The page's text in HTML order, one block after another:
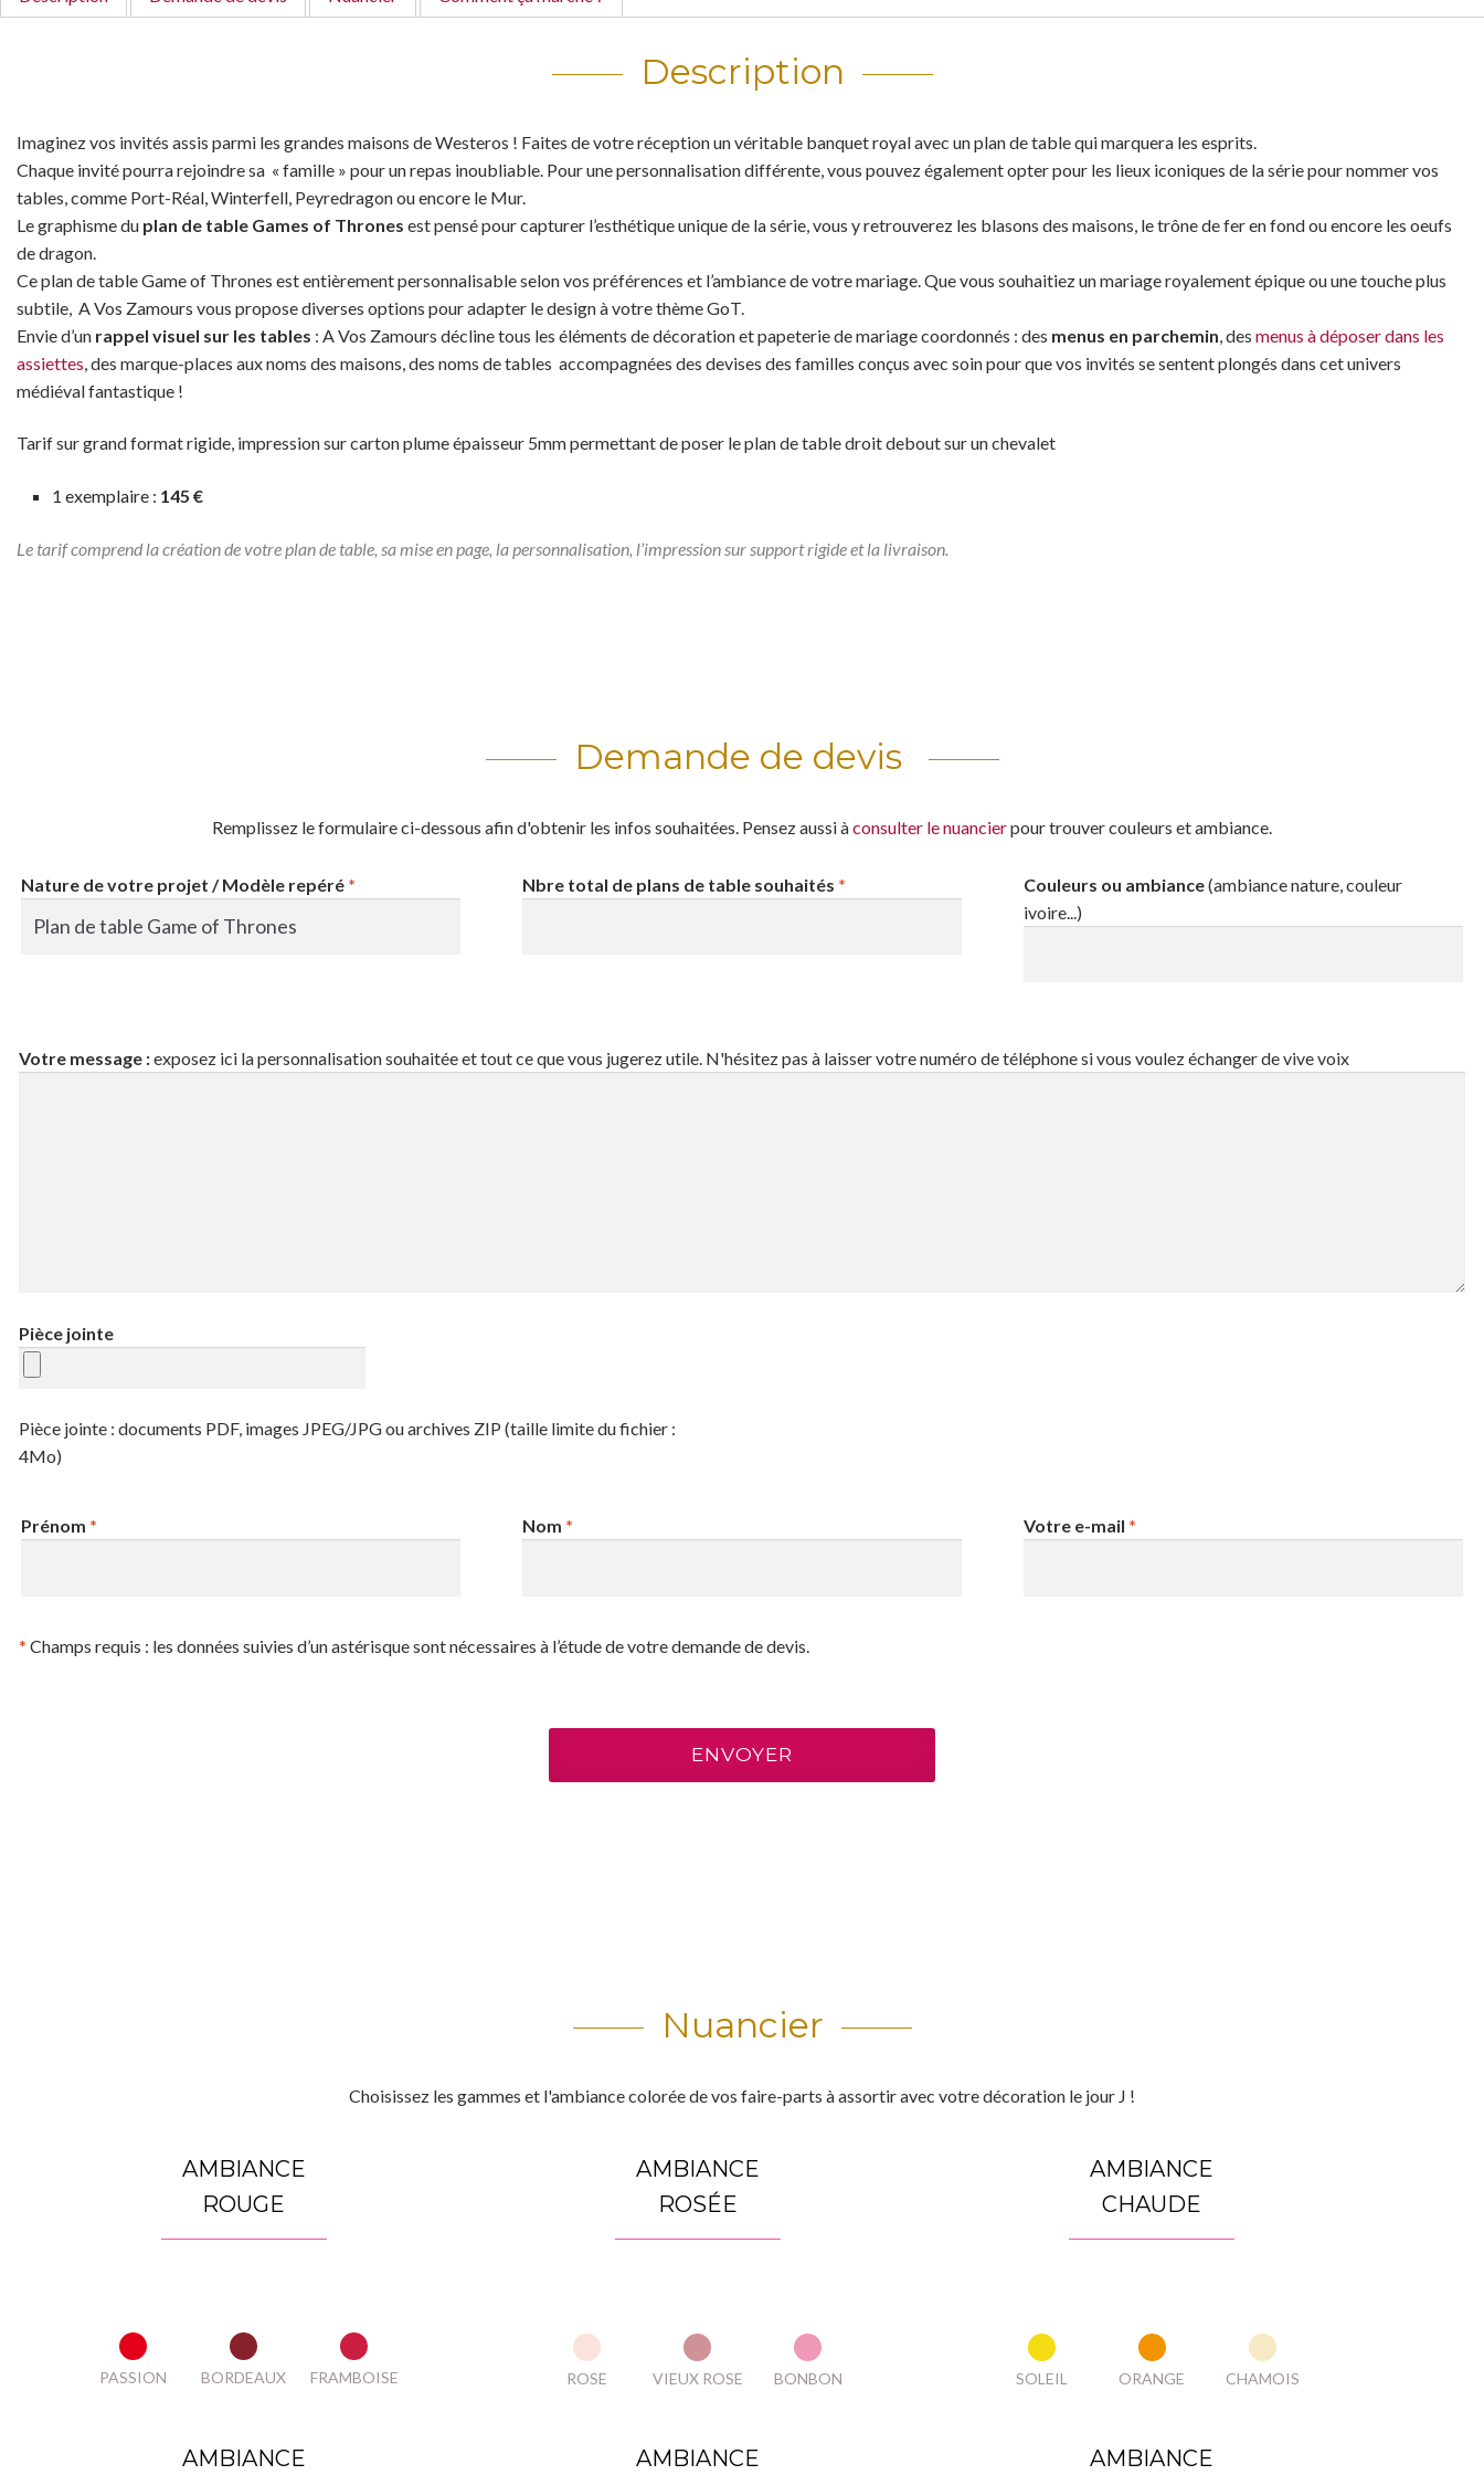
Description
Imaginez vos invités assis parmi les grandes maisons de Westeros ! Faites de votre réception un véritable banquet royal avec un plan de table qui marquera les esprits.
Chaque invité pourra rejoindre sa « famille » pour un repas inoubliable. Pour une personnalisation différente, vous pouvez également opter pour les lieux iconiques de la série pour nommer vos
tables, comme Port-Réal, Winterfell, Peyredragon ou encore le Mur.
Le graphisme du plan de table Games of Thrones est pensé pour capturer l’esthétique unique de la série, vous y retrouverez les blasons des maisons, le trône de fer en fond ou encore les oeufs
de dragon.
Ce plan de table Game of Thrones est entièrement personnalisable selon vos préférences et l’ambiance de votre mariage. Que vous souhaitiez un mariage royalement épique ou une touche plus
subtile, A Vos Zamours vous propose diverses options pour adapter le design à votre thème GoT.
Envie d’un rappel visuel sur les tables : A Vos Zamours décline tous les éléments de décoration et papeterie de mariage coordonnés : des menus en parchemin , des menus à déposer dans les
assiettes , des marque-places aux noms des maisons, des noms de tables accompagnées des devises des familles conçus avec soin pour que vos invités se sentent plongés dans cet univers
médiéval fantastique !
Tarifsur grand format rigide, impression sur carton plume épaisseur 5mm permettant de poser le plan de table droit debout sur un chevalet
1 exemplaire : 145 €
Le tarif comprend la création de votre plan de table, sa mise en page, la personnalisation, l’impression sur support rigide et la livraison.
Demande de devis
Remplissez le formulaire ci-dessous afin d'obtenir les infos souhaitées. Pensez aussi àconsulter le nuancierpour trouver couleurs et ambiance.
Nature de votre projet / Modèle repéré * Nbre total de plans de table souhaités * Couleurs ou ambiance(ambiance nature, couleur
ivoire...)
Votre message :exposez ici la personnalisation souhaitée et tout ce que vous jugerez utile. N'hésitez pas à laisser votre numéro de téléphone si vous voulez échanger de vive voix
Pièce jointe
Pièce jointe : documents PDF, images JPEG/JPG ou archives ZIP (taille limite du fichier :
4Mo)
Prénom * Nom * Votre e-mail *
* Champs requis : les données suivies d’un astérisque sont nécessaires à l’étude de votre demande de devis.
Nuancier
Choisissez les gammes et l'ambiance colorée de vos faire-parts à assortir avec votre décoration le jour J !
AMBIANCE
ROUGE
PASSION BORDEAUX FRAMBOISE
AMBIANCE
ROSÉE
ROSE VIEUX ROSE BONBON
AMBIANCE
CHAUDE
SOLEIL ORANGE CHAMOIS
AMBIANCE AMBIANCE AMBIANCE